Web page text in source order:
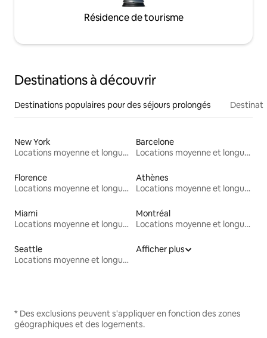
Résidence de tourisme
Destinations à découvrir
Destinations populaires pour des séjours prolongés
New York
Locations moyenne et longue durée
Barcelone
Locations moyenne et longue durée
Florence
Locations moyenne et longue durée
Athènes
Locations moyenne et longue durée
Miami
Locations moyenne et longue durée
Montréal
Locations moyenne et longue durée
Seattle
Locations moyenne et longue durée
Afficher plus
* Des exclusions peuvent s'appliquer en fonction des zones
géographiques et des logements.